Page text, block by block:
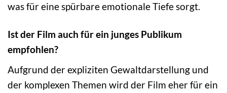
was für eine spürbare emotionale Tiefe sorgt.
Ist der Film auch für ein junges Publikum
empfohlen?
Aufgrund der expliziten Gewaltdarstellung und
der komplexen Themen wird der Film eher für ein